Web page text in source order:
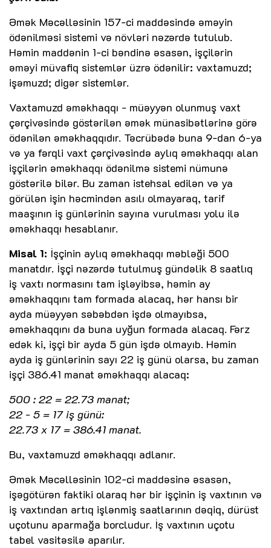
Əmək Məcəlləsinin 157-ci maddəsində əməyin
ödənilməsi sistemi və növləri nəzərdə tutulub.
Həmin maddənin 1-ci bəndinə əsasən, işçilərin
əməyi müvafiq sistemlər üzrə ödənilir: vaxtamuzd;
işəmuzd; digər sistemlər.
Vaxtamuzd əməkhaqqı - müəyyən olunmuş vaxt
çərçivəsində göstərilən əmək münasibətlərinə görə
ödənilən əməkhaqqıdır. Təcrübədə buna 9-dan 6-ya
və ya fərqli vaxt çərçivəsində aylıq əməkhaqqı alan
işçilərin əməkhaqqı ödənilmə sistemi nümunə
göstərilə bilər. Bu zaman istehsal edilən və ya
görülən işin həcmindən asılı olmayaraq, tarif
maaşının iş günlərinin sayına vurulması yolu ilə
əməkhaqqı hesablanır.
Misal 1: İşçinin aylıq əməkhaqqı məbləği 500
manatdır. İşçi nəzərdə tutulmuş gündəlik 8 saatlıq
iş vaxtı normasını tam işləyibsə, həmin ay
əməkhaqqını tam formada alacaq, hər hansı bir
ayda müəyyən səbəbdən işdə olmayıbsa,
əməkhaqqını da buna uyğun formada alacaq. Fərz
edək ki, işçi bir ayda 5 gün işdə olmayıb. Həmin
ayda iş günlərinin sayı 22 iş günü olarsa, bu zaman
işçi 386.41 manat əməkhaqqı alacaq:
500 : 22 = 22.73 manat;
22 - 5 = 17 iş günü:
22.73 x 17 = 386.41 manat.
Bu, vaxtamuzd əməkhaqqı adlanır.
Əmək Məcəlləsinin 102-ci maddəsinə əsasən,
işəgötürən faktiki olaraq hər bir işçinin iş vaxtının və
iş vaxtından artıq işlənmiş saatlarının dəqiq, dürüst
uçotunu aparmağa borcludur. İş vaxtının uçotu
tabel vasitəsilə aparılır.